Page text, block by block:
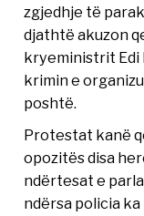
zgjedhje të
djathtë akuzon
kryeministrit Edi
krimin e
poshtë.
Protestat kanë
opozitës disa
ndërtesat e
ndërsa policia